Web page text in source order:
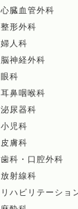
心臓血管外科
整形外科
婦人科
脳神経外科
眼科
耳鼻咽喉科
泌尿器科
小児科
皮膚科
歯科・口腔外科
放射線科
リハビリテーショ